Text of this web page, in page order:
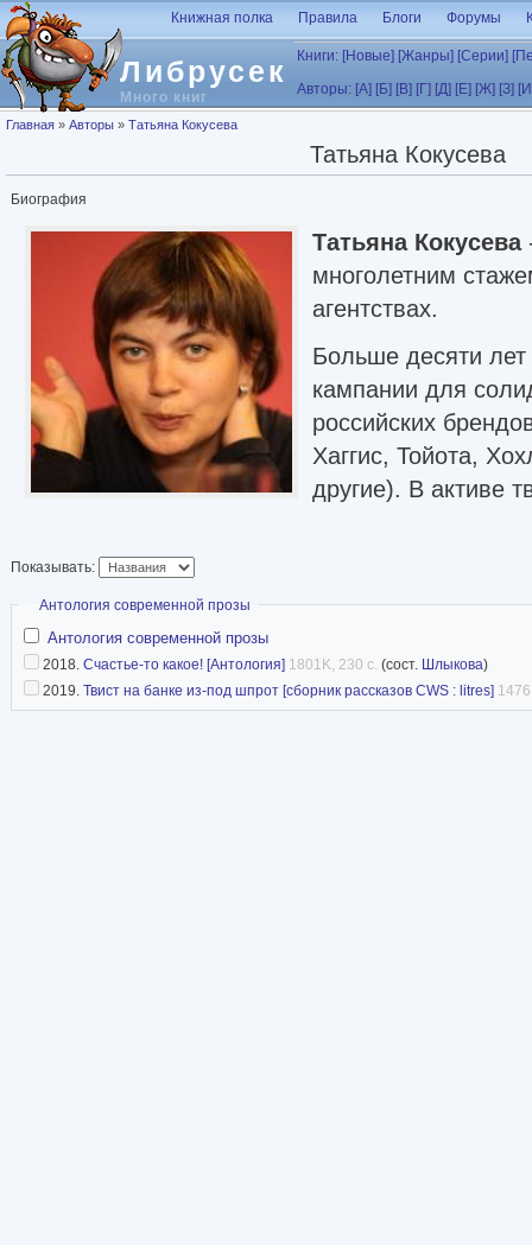
Перейти к основному содержанию
Либрусек
Много книг
Книжная полка Правила Блоги Форумы
Книги: [Новые] [Жанры] [Серии]
Авторы: [А] [Б] [В] [Г] [Д] [Е] [Ж] [З]
Вы здесь
Главная » Авторы » Татьяна Кокусева
Татьяна Кокусева
Биография
Татьяна Кокусева
многолетним
агентствах.
Больше десяти
кампании для
российских
Хаггис, Тойота,
другие). В активе
Работала с самыми разными заказчиками – от
бутиков.
Кроме рекламы, Татьяна, филолог по
русскому языку и литературе для
Показывать:
Скрыть
Антология современной прозы
Антология современной прозы
2018. Счастье-то какое! [Антология] 1801K, 230 с. (сост. Шлыкова)
2019. Твист на банке из-под шпрот [сборник рассказов CWS : litres]